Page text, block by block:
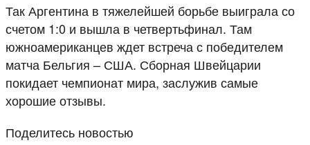
Так Аргентина в тяжелейшей борьбе выиграла со
счетом 1:0 и вышла в четвертьфинал. Там
южноамериканцев ждет встреча с победителем
матча Бельгия – США. Сборная Швейцарии
покидает чемпионат мира, заслужив самые
хорошие отзывы.
Поделитесь новостью